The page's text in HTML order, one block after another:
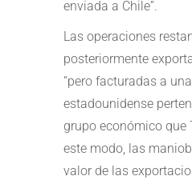
enviada a Chile”.
Las operaciones
posteriormente
“pero facturadas a
estadounidense
grupo económico que
este modo, las
valor de las